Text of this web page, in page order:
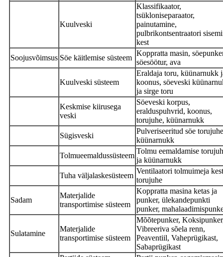
Kuulveski
Klassifikaator,
tsükloniseparaator,
painutamine,
pulbrikontsentraatori
kest
Soojusvõimsus Söe käitlemise süsteem
Koppratta masin,
söesöötur, ava
Kuulveski süsteem
Eraldaja toru, küünarnukk
koonus, söeveski
ja sirge toru
Keskmise kiirusega
veski
Söeveski korpus,
eralduspuhvrid, koonus,
torujuhe, küünarnukk
Sügisveski
Pulveriseeritud söe
küünarnukk
Tolmueemaldussüsteem
Tolmu eemaldamise
ja küünarnukk
Tuha väljalaskesüsteem
Ventilaatori tolmuimeja
torujuhe
Sadam
Materjalide
transportimise süsteem
Koppratta masina ketas ja
punker, ülekandepunkti
punker,
Sulatamine
Materjalide
transportimise süsteem
Mõõtepunker,
Vibreeriva sõela renn,
Peaventiil, Vaheprügikast,
Sabaprügikast